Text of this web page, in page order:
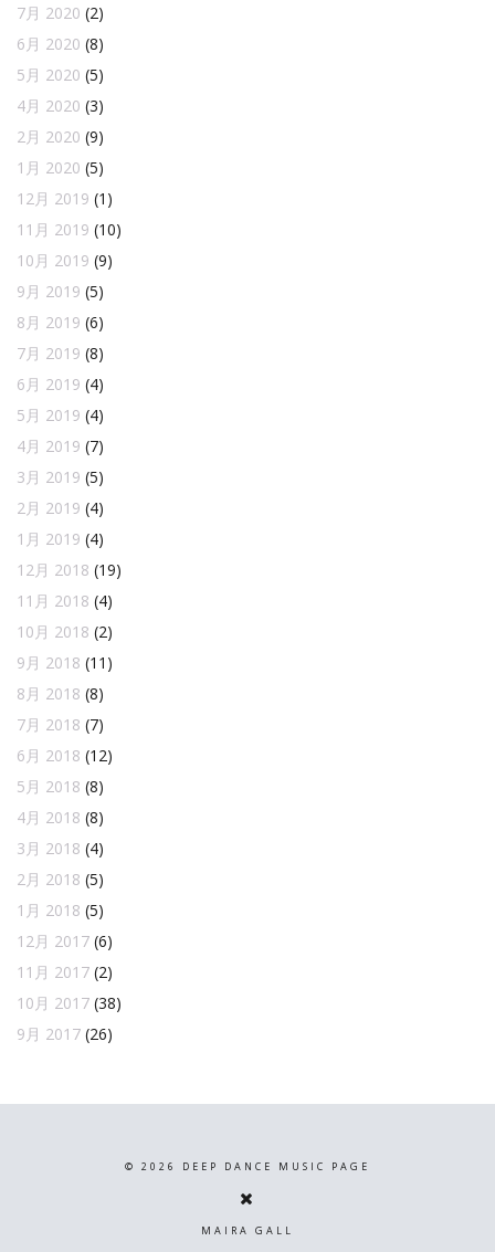
7月 2020 (2)
6月 2020 (8)
5月 2020 (5)
4月 2020 (3)
2月 2020 (9)
1月 2020 (5)
12月 2019 (1)
11月 2019 (10)
10月 2019 (9)
9月 2019 (5)
8月 2019 (6)
7月 2019 (8)
6月 2019 (4)
5月 2019 (4)
4月 2019 (7)
3月 2019 (5)
2月 2019 (4)
1月 2019 (4)
12月 2018 (19)
11月 2018 (4)
10月 2018 (2)
9月 2018 (11)
8月 2018 (8)
7月 2018 (7)
6月 2018 (12)
5月 2018 (8)
4月 2018 (8)
3月 2018 (4)
2月 2018 (5)
1月 2018 (5)
12月 2017 (6)
11月 2017 (2)
10月 2017 (38)
9月 2017 (26)
© 2026 DEEP DANCE MUSIC PAGE
MAIRA GALL